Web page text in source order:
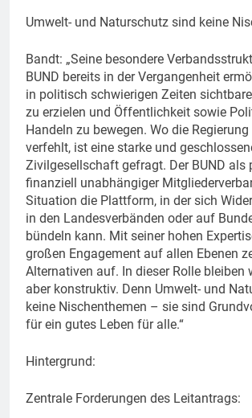
Umwelt- und Naturschutz sind keine
Bandt: „Seine besondere
BUND bereits in der Vergangenheit
in politisch schwierigen Zeiten
zu erzielen und Öffentlichkeit sowie
Handeln zu bewegen. Wo die
verfehlt, ist eine starke und
Zivilgesellschaft gefragt. Der BUND als
finanziell unabhängiger
Situation die Plattform, in der sich
in den Landesverbänden oder auf
bündeln kann. Mit seiner hohen
großen Engagement auf allen Ebenen
Alternativen auf. In dieser Rolle bleiben
aber konstruktiv. Denn Umwelt- und
keine Nischenthemen – sie sind
für ein gutes Leben für alle.“
Hintergrund:
Zentrale Forderungen des Leitantrags: